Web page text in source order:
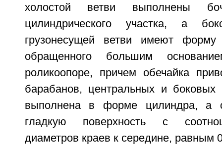
холостой ветви выполнены
цилиндрического участка, а
грузонесущей ветви имеют форму
обращенного большим
роликоопоре, причем обечайка
барабанов, центральных и боковых
выполнена в форме цилиндра, а
гладкую поверхность с
диаметров краев к середине, равным